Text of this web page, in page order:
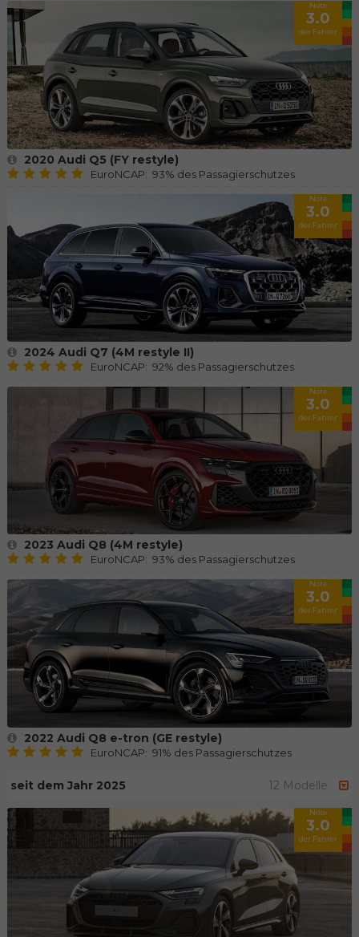
Note
3.0
der Fahrer
2020 Audi Q5 (FY restyle)
EuroNCAP: 93% des Passagierschutzes
Note
3.0
der Fahrer
2024 Audi Q7 (4M restyle II)
EuroNCAP: 92% des Passagierschutzes
Note
3.0
der Fahrer
2023 Audi Q8 (4M restyle)
EuroNCAP: 93% des Passagierschutzes
Note
3.0
der Fahrer
2022 Audi Q8 e-tron (GE restyle)
EuroNCAP: 91% des Passagierschutzes
seit dem Jahr 2025 12 Modelle
Note
3.0
der Fahrer